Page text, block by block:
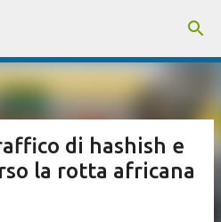
di hashish e
la rotta africana